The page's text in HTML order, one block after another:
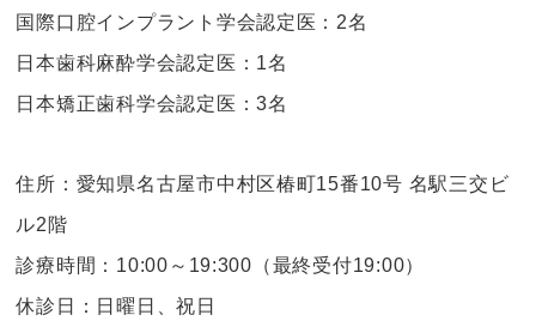
国際口腔インプラント学会認定医：2名
日本歯科麻酔学会認定医：1名
日本矯正歯科学会認定医：3名
住所：愛知県名古屋市中村区椿町15番10号 名駅三交ビ
ル2階
診療時間：10:00～19:300（最終受付19:00）
休診日：日曜日、祝日